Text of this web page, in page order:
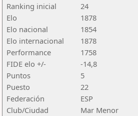
Ranking inicial
24
Elo
1878
Elo nacional
1854
Elo internacional
1878
Performance
1758
FIDE elo +/-
-14,8
Puntos
5
Puesto
22
Federación
ESP
Club/Ciudad
Mar Menor